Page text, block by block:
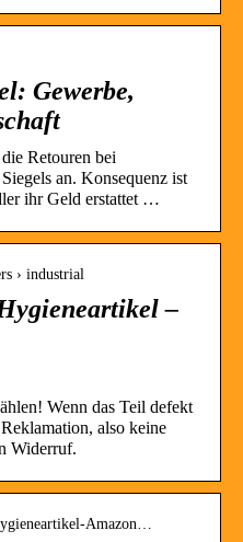
Gewerbe,
Retouren bei
an. Konsequenz ist
ihr Geld erstattet …
› industrial
–
Wenn das Teil defekt
also keine
Widerruf.
Amazon…